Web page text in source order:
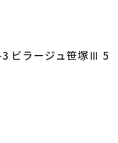
ビラージュ笹塚Ⅲ 5